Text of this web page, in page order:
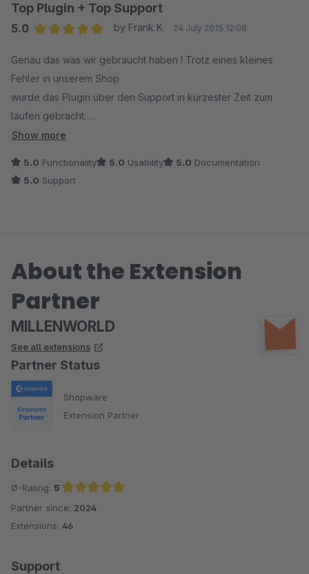
Top Plugin + Top Support
5.0
by Frank K. 24 July 2015 12:08
Genau das was wir gebraucht haben ! Trotz eines kleines
Fehler in unserem Shop
wurde das Plugin über den Support in kürzester Zeit zum
laufen gebracht.
Show more
5.0 Functionality 5.0 Usability 5.0 Documentation
5.0 Support
About the Extension
Partner
MILLENWORLD
See all extensions
Partner Status
Shopware
Extension Partner
Details
Ø-Rating: 5
Average rating of 5 out of 5 stars
Partner since: 2024
Extensions: 46
Support